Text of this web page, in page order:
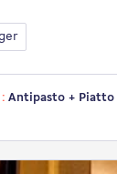
Antipasto +